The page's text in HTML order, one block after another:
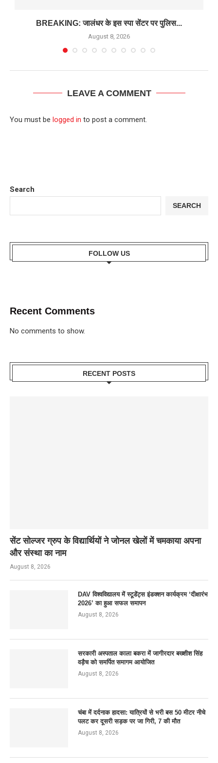
BREAKING: जालंधर के इस स्पा सेंटर पर पुलिस...
August 8, 2026
LEAVE A COMMENT
You must be logged in to post a comment.
Search
SEARCH
FOLLOW US
Recent Comments
No comments to show.
RECENT POSTS
सेंट सोल्जर ग्रुप के विद्यार्थियों ने जोनल खेलों में चमकाया अपना
और संस्था का नाम
August 8, 2026
DAV विश्वविद्यालय में स्टूडेंट्स इंडक्शन कार्यक्रम ‘दीक्षारंभ
2026’ का हुआ सफल समापन
August 8, 2026
सरकारी अस्पताल काला बकरा में जागीरदार बख्शीश सिंह
वड़ैच को समर्पित समागम आयोजित
August 8, 2026
चंबा में दर्दनाक हादसा: यात्रियों से भरी बस 50 मीटर नीचे
पलट कर दूसरी सड़क पर जा गिरी, 7 की मौत
August 8, 2026